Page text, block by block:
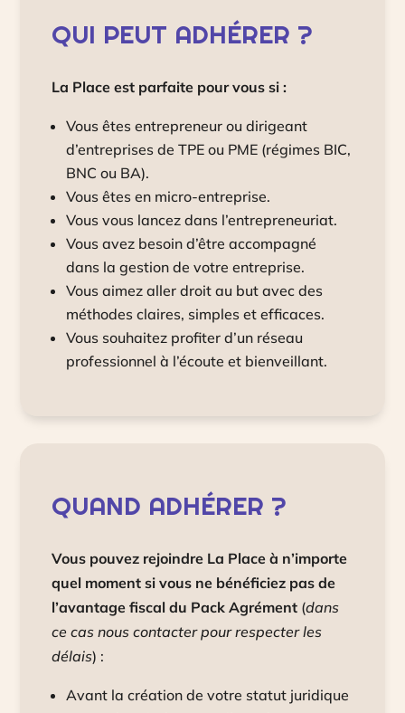
QUI PEUT ADHÉRER ?
La Place est parfaite pour vous si :
Vous êtes entrepreneur ou dirigeant
d’entreprises de TPE ou PME (régimes BIC,
BNC ou BA).
Vous êtes en micro-entreprise.
Vous vous lancez dans l’entrepreneuriat.
Vous avez besoin d’être accompagné
dans la gestion de votre entreprise.
Vous aimez aller droit au but avec des
méthodes claires, simples et efficaces.
Vous souhaitez profiter d’un réseau
professionnel à l’écoute et bienveillant.
QUAND ADHÉRER ?
Vous pouvez rejoindre La Place à n’importe
quel moment si vous ne bénéficiez pas de
l’avantage fiscal du Pack Agrément (dans
ce cas nous contacter pour respecter les
délais) :
Avant la création de votre statut juridique